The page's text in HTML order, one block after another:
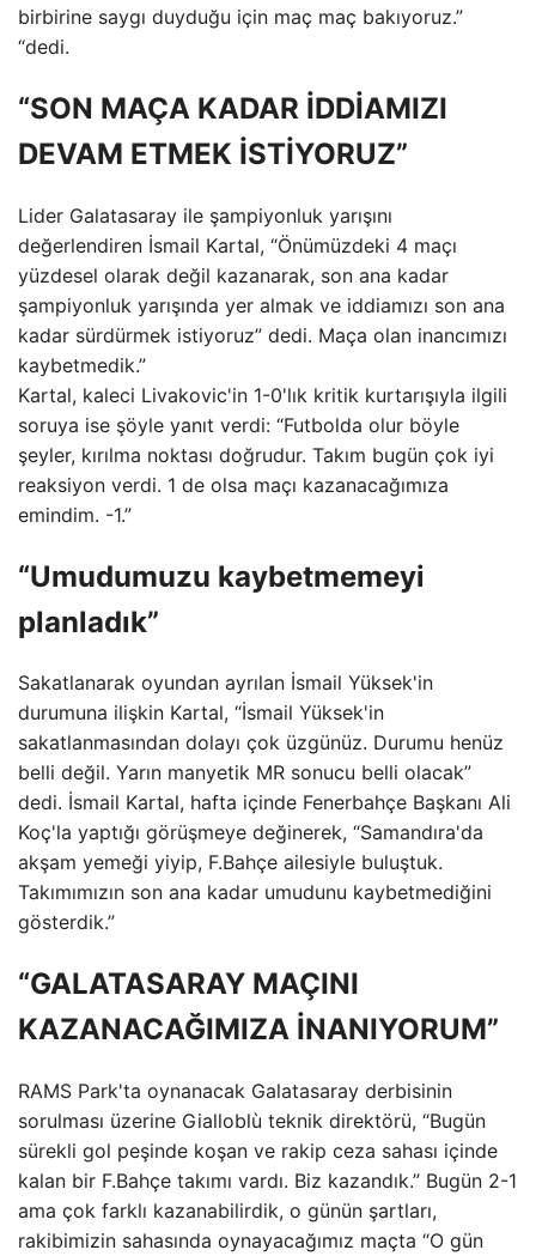
birbirine saygı duyduğu için maç maç bakıyoruz.”
“dedi.
“SON MAÇA KADAR İDDİAMIZI
DEVAM ETMEK İSTİYORUZ”
Lider Galatasaray ile şampiyonluk yarışını
değerlendiren İsmail Kartal, “Önümüzdeki 4 maçı
yüzdesel olarak değil kazanarak, son ana kadar
şampiyonluk yarışında yer almak ve iddiamızı son ana
kadar sürdürmek istiyoruz” dedi. Maça olan inancımızı
kaybetmedik.”
Kartal, kaleci Livakovic'in 1-0'lık kritik kurtarışıyla ilgili
soruya ise şöyle yanıt verdi: “Futbolda olur böyle
şeyler, kırılma noktası doğrudur. Takım bugün çok iyi
reaksiyon verdi. 1 de olsa maçı kazanacağımıza
emindim. -1.”
“Umudumuzu kaybetmemeyi
planladık”
Sakatlanarak oyundan ayrılan İsmail Yüksek'in
durumuna ilişkin Kartal, “İsmail Yüksek'in
sakatlanmasından dolayı çok üzgünüz. Durumu henüz
belli değil. Yarın manyetik MR sonucu belli olacak”
dedi. İsmail Kartal, hafta içinde Fenerbahçe Başkanı Ali
Koç'la yaptığı görüşmeye değinerek, “Samandıra'da
akşam yemeği yiyip, F.Bahçe ailesiyle buluştuk.
Takımımızın son ana kadar umudunu kaybetmediğini
gösterdik.”
“GALATASARAY MAÇINI
KAZANACAĞIMIZA İNANIYORUM”
RAMS Park'ta oynanacak Galatasaray derbisinin
sorulması üzerine Gialloblù teknik direktörü, “Bugün
sürekli gol peşinde koşan ve rakip ceza sahası içinde
kalan bir F.Bahçe takımı vardı. Biz kazandık.” Bugün 2-1
ama çok farklı kazanabilirdik, o günün şartları,
rakibimizin sahasında oynayacağımız maçta “O gün